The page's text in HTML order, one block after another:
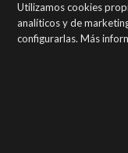
Utilizamos cookies
analíticos y de
configurarlas. Más